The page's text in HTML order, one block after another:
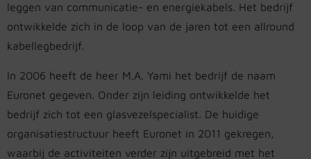
leggen van communicatie- en energiekabels. Het bedrijf
ontwikkelde zich in de loop van de jaren tot een allround
kabellegbedrijf.
In 2006 heeft de heer M.A. Yami het bedrijf de naam
Euronet gegeven. Onder zijn leiding ontwikkelde het
bedrijf zich tot een glasvezelspecialist. De huidige
organisatiestructuur heeft Euronet in 2011 gekregen,
waarbij de activiteiten verder zijn uitgebreid met het